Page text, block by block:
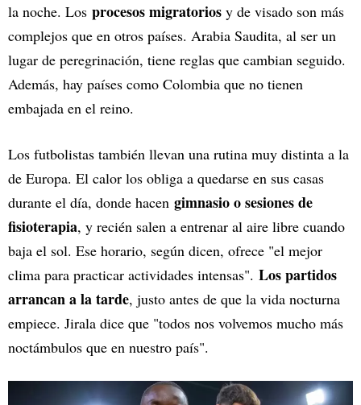
la noche. Los procesos migratorios y de visado son más
complejos que en otros países. Arabia Saudita, al ser un
lugar de peregrinación, tiene reglas que cambian seguido.
Además, hay países como Colombia que no tienen
embajada en el reino.
Los futbolistas también llevan una rutina muy distinta a la
de Europa. El calor los obliga a quedarse en sus casas
durante el día, donde hacen gimnasio o sesiones de
fisioterapia, y recién salen a entrenar al aire libre cuando
baja el sol. Ese horario, según dicen, ofrece "el mejor
clima para practicar actividades intensas". Los partidos
arrancan a la tarde, justo antes de que la vida nocturna
empiece. Jirala dice que "todos nos volvemos mucho más
noctámbulos que en nuestro país".